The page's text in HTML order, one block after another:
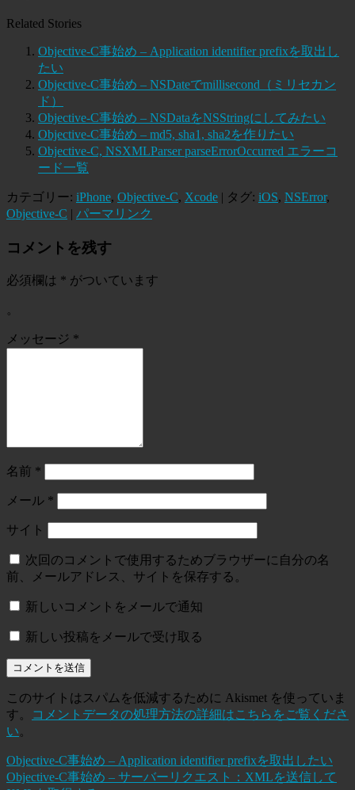
Related Stories
Objective-C事始め – Application identifier prefixを取出し
たい
Objective-C事始め – NSDateでmillisecond（ミリセカン
ド）
Objective-C事始め – NSDataをNSStringにしてみたい
Objective-C事始め – md5, sha1, sha2を作りたい
Objective-C, NSXMLParser parseErrorOccurred エラーコ
ード一覧
カテゴリー: iPhone, Objective-C, Xcode | タグ: iOS, NSError,
Objective-C | パーマリンク
コメントを残す
必須欄は * がついています
。
メッセージ *
名前 *
メール *
サイト
次回のコメントで使用するためブラウザーに自分の名
前、メールアドレス、サイトを保存する。
新しいコメントをメールで通知
新しい投稿をメールで受け取る
このサイトはスパムを低減するために Akismet を使っていま
す。
コメントデータの処理方法の詳細はこちらをご覧くださ
い。
Objective-C事始め – Application identifier prefixを取出したい
Objective-C事始め – サーバーリクエスト：XMLを送信して